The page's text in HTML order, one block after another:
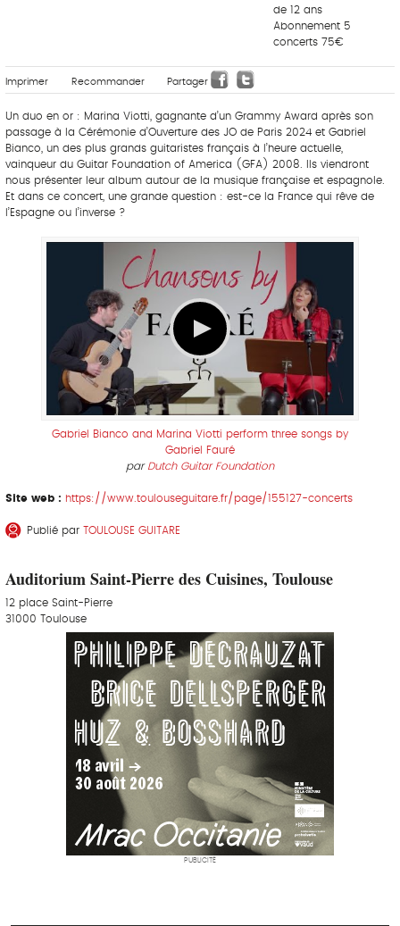
de 12 ans
Abonnement 5
concerts 75€
Imprimer Recommander Partager
Un duo en or : Marina Viotti, gagnante d’un Grammy Award après son
passage à la Cérémonie d’Ouverture des JO de Paris 2024 et Gabriel
Bianco, un des plus grands guitaristes français à l’heure actuelle,
vainqueur du Guitar Foundation of America (GFA) 2008. Ils viendront
nous présenter leur album autour de la musique française et espagnole.
Et dans ce concert, une grande question : est-ce la France qui rêve de
l’Espagne ou l’inverse ?
Gabriel Bianco and Marina Viotti perform three songs by
Gabriel Fauré
par Dutch Guitar Foundation
Site web : https://www.toulouseguitare.fr/page/155127-concerts
Publié par TOULOUSE GUITARE
Auditorium Saint-Pierre des Cuisines, Toulouse
12 place Saint-Pierre
31000 Toulouse
PUBLICITÉ